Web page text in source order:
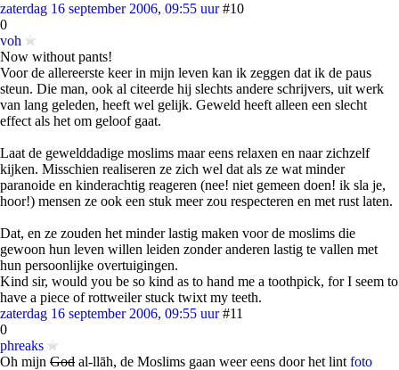
zaterdag 16 september 2006, 09:55 uur #10
0
voh
Now without pants!
Voor de allereerste keer in mijn leven kan ik zeggen dat ik de paus
steun. Die man, ook al citeerde hij slechts andere schrijvers, uit werk
van lang geleden, heeft wel gelijk. Geweld heeft alleen een slecht
effect als het om geloof gaat.
Laat de gewelddadige moslims maar eens relaxen en naar zichzelf
kijken. Misschien realiseren ze zich wel dat als ze wat minder
paranoide en kinderachtig reageren (nee! niet gemeen doen! ik sla je,
hoor!) mensen ze ook een stuk meer zou respecteren en met rust laten.
Dat, en ze zouden het minder lastig maken voor de moslims die
gewoon hun leven willen leiden zonder anderen lastig te vallen met
hun persoonlijke overtuigingen.
Kind sir, would you be so kind as to hand me a toothpick, for I seem to
have a piece of rottweiler stuck twixt my teeth.
zaterdag 16 september 2006, 09:55 uur #11
0
phreaks
Oh mijn God al-llāh, de Moslims gaan weer eens door het lint foto